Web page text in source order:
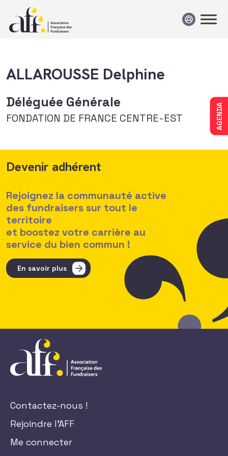
AGENDA
ALLAROUSSE Delphine
Déléguée Générale
FONDATION DE FRANCE CENTRE-EST
Devenir adhérent
Rejoignez la communauté active
des fundraisers sur tout le
territoire
et boostez votre carrière au
service du bien commun !
En savoir plus
Contactez-nous !
Rejoindre l'AFF
Me connecter